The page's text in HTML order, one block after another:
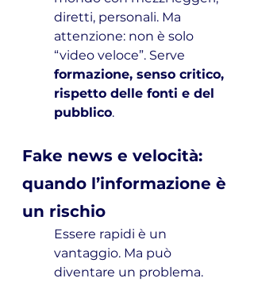
diretti, personali. Ma
attenzione: non è solo
“video veloce”. Serve
formazione, senso critico,
rispetto delle fonti e del
pubblico.
Fake news e velocità:
quando l’informazione è
un rischio
Essere rapidi è un
vantaggio. Ma può
diventare un problema.